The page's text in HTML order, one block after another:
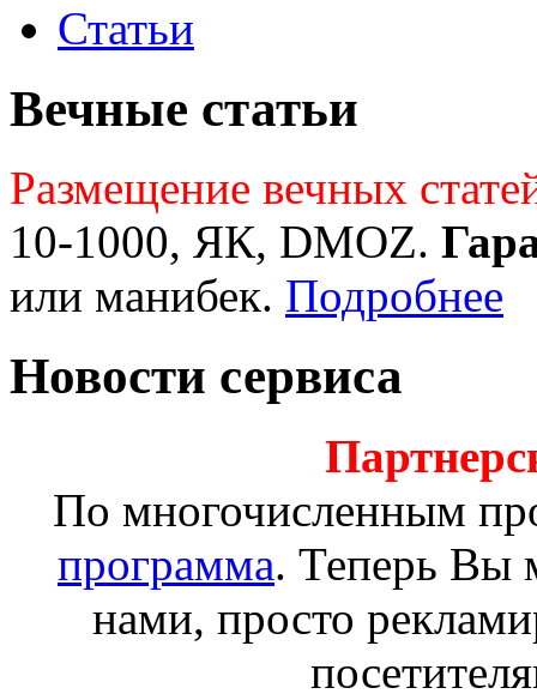
Статьи
Вечные статьи
Размещение вечных
10-1000, ЯК, DMOZ.
или манибек. Подробнее
Новости сервиса
По многочисленным
программа. Теперь Вы
нами, просто